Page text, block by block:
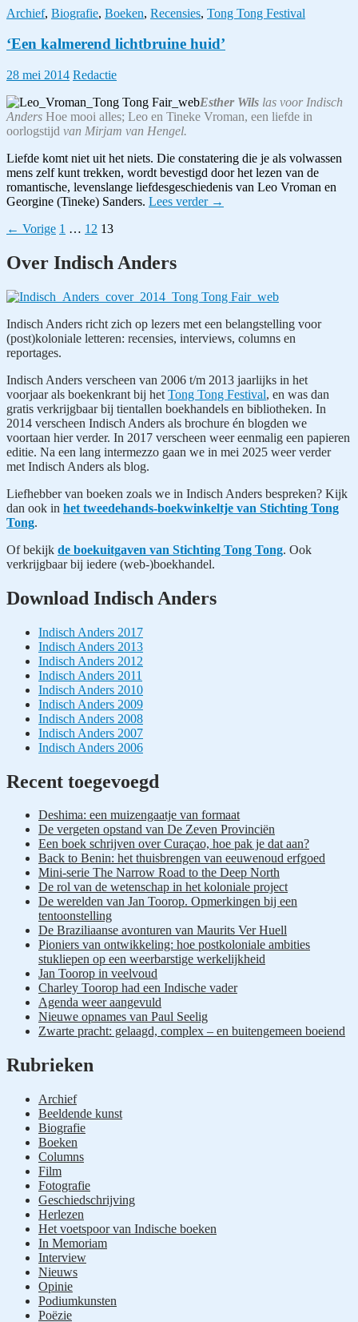
verzameld:
kunstnijverheid
Archief, Biografie, Boeken, Recensies, Tong Tong Festival
‘Een kalmerend lichtbruine huid’
28 mei 2014 Redactie
Esther Wils las voor Indisch
Anders Hoe mooi alles; Leo en Tineke Vroman, een liefde in
oorlogstijd van Mirjam van Hengel.
Liefde komt niet uit het niets. Die constatering die je als volwassen
mens zelf kunt trekken, wordt bevestigd door het lezen van de
romantische, levenslange liefdesgeschiedenis van Leo Vroman en
Georgine (Tineke) Sanders. Lees verder ‘Een
→
Berichten
← Vorige 1 … 12 13
Over Indisch Anders
Indisch Anders richt zich op lezers met een belangstelling voor
(post)koloniale letteren: recensies, interviews, columns en
reportages.
Indisch Anders verscheen van 2006 t/m 2013 jaarlijks in het
voorjaar als boekenkrant bij het Tong Tong Festival, en was dan
gratis verkrijgbaar bij tientallen boekhandels en bibliotheken. In
2014 verscheen Indisch Anders als brochure én blogden we
voortaan hier verder. In 2017 verscheen weer eenmalig een papieren
editie. Na een lang intermezzo gaan we in mei 2025 weer verder
met Indisch Anders als blog.
Liefhebber van boeken zoals we in Indisch Anders bespreken? Kijk
dan ook in het tweedehands-boekwinkeltje van Stichting Tong
Tong.
Of bekijk de boekuitgaven van Stichting Tong Tong. Ook
verkrijgbaar bij iedere (web-)boekhandel.
Download Indisch Anders
Indisch Anders 2017
Indisch Anders 2013
Indisch Anders 2012
Indisch Anders 2011
Indisch Anders 2010
Indisch Anders 2009
Indisch Anders 2008
Indisch Anders 2007
Indisch Anders 2006
Boekenblog
Recent toegevoegd
Deshima: een muizengaatje van formaat
De vergeten opstand van De Zeven Provinciën
Een boek schrijven over Curaçao, hoe pak je dat aan?
Back to Benin: het thuisbrengen van eeuwenoud erfgoed
Mini-serie The Narrow Road to the Deep North
De rol van de wetenschap in het koloniale project
De werelden van Jan Toorop. Opmerkingen bij een
tentoonstelling
De Braziliaanse avonturen van Maurits Ver Huell
Pioniers van ontwikkeling: hoe postkoloniale ambities
stukliepen op een weerbarstige werkelijkheid
Jan Toorop in veelvoud
Charley Toorop had een Indische vader
Agenda weer aangevuld
Nieuwe opnames van Paul Seelig
Zwarte pracht: gelaagd, complex – en buitengemeen boeiend
Rubrieken
Archief
Beeldende kunst
Biografie
Boeken
Columns
Film
Fotografie
Geschiedschrijving
Herlezen
Het voetspoor van Indische boeken
In Memoriam
Interview
Nieuws
Opinie
Podiumkunsten
Poëzie